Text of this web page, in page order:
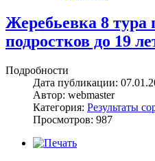
Жеребьевка 8 тура
подростков до 19
Подробности
Дата публикации:
Автор: webmaster
Категория: Результаты
Просмотров: 987